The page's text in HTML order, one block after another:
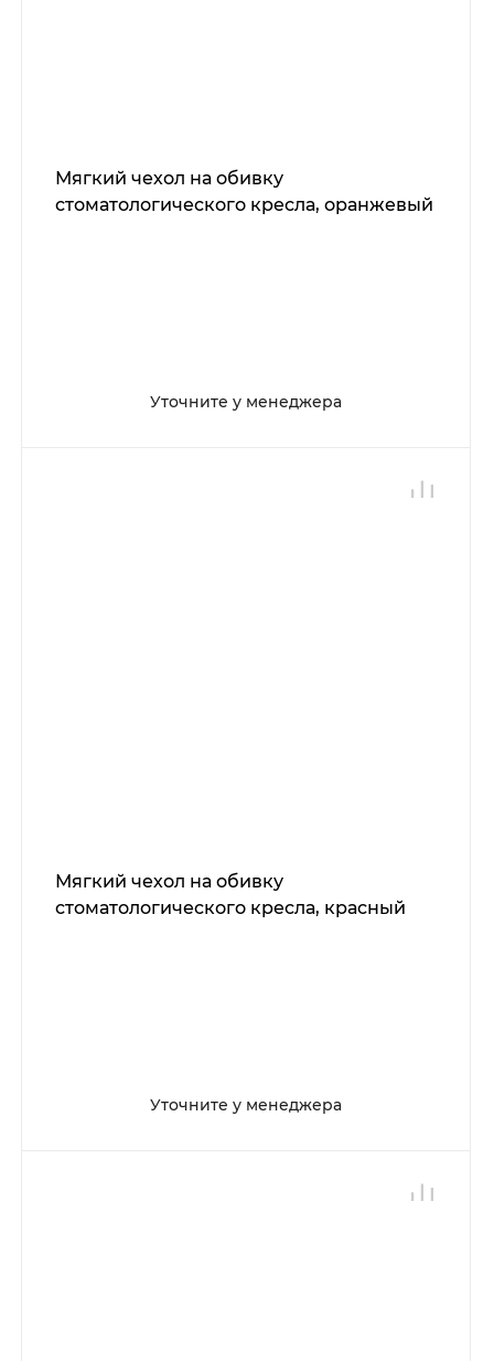
Мягкий чехол на обивку
стоматологического кресла, оранжевый
Уточните у менеджера
Мягкий чехол на обивку
стоматологического кресла, красный
Уточните у менеджера